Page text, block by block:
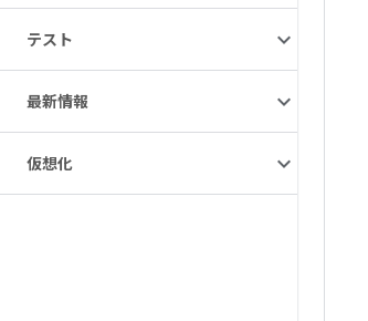
テスト
最新情報
仮想化